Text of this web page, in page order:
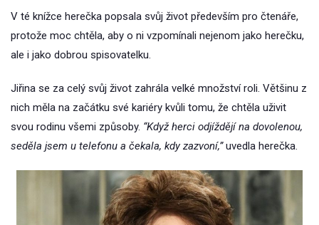
V té knížce herečka popsala svůj život především pro čtenáře,
protože moc chtěla, aby o ni vzpomínali nejenom jako herečku,
ale i jako dobrou spisovatelku.
Jiřina se za celý svůj život zahrála velké množství roli. Většinu z
nich měla na začátku své kariéry kvůli tomu, že chtěla uživit
svou rodinu všemi způsoby. “Když herci odjíždějí na dovolenou,
seděla jsem u telefonu a čekala, kdy zazvoní,”uvedla herečka.